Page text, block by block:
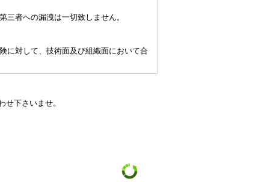
三者への漏洩は一切致しません。
に対して、技術面及び組織面において合
下さいませ。